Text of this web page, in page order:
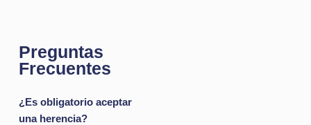
Preguntas
Frecuentes
¿Es obligatorio aceptar
una herencia?